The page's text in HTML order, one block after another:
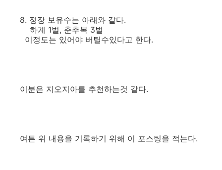
8. 정장 보유수는 아래와 같다.
하계 1벌, 춘추복 3벌
이정도는 있어야 버틸수있다고 한다.
이분은 지오지아를 추천하는것 같다.
여튼 위 내용을 기록하기 위해 이 포스팅을 적는다.